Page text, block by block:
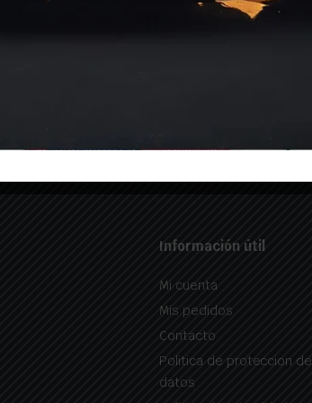
Información útil
Mi cuenta
Mis pedidos
Contacto
Politica de proteccion de
datos